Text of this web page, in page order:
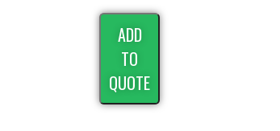
ADD
TO
QUOTE